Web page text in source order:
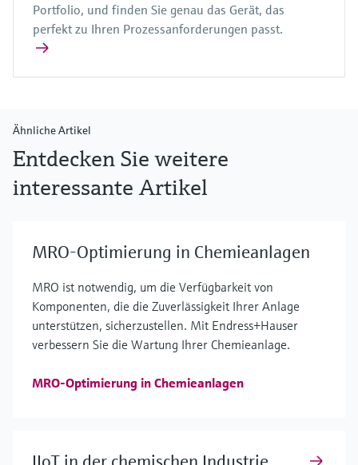
Portfolio, und finden Sie genau das Gerät, das
perfekt zu Ihren Prozessanforderungen passt.
Ähnliche Artikel
Entdecken Sie weitere
interessante Artikel
MRO-Optimierung in Chemieanlagen
MRO ist notwendig, um die Verfügbarkeit von
Komponenten, die die Zuverlässigkeit Ihrer Anlage
unterstützen, sicherzustellen. Mit Endress+Hauser
verbessern Sie die Wartung Ihrer Chemieanlage.
MRO-Optimierung in Chemieanlagen